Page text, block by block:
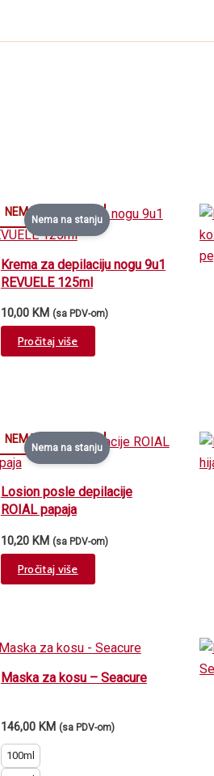
Nema na stanju
Krema za depilaciju nogu 9u1
REVUELE 125ml
10,00 KM (sa PDV-om)
Pročitaj više
Nema na stanju
Losion posle depilacije
ROIAL papaja
10,20 KM (sa PDV-om)
Pročitaj više
Maska za kosu – Seacure
146,00 KM (sa PDV-om)
100ml